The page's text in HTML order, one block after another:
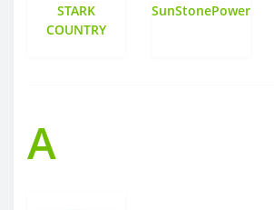
STARK
COUNTRY
SunStonePower
А